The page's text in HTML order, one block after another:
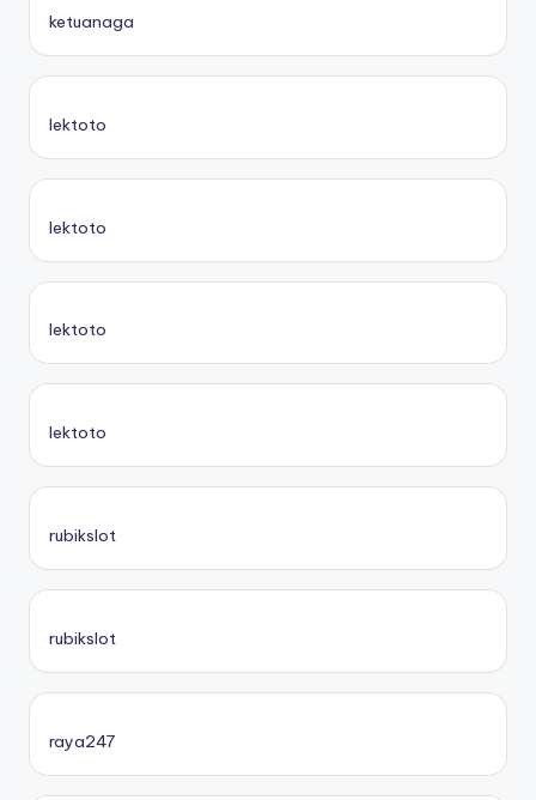
ketuanaga
lektoto
lektoto
lektoto
lektoto
rubikslot
rubikslot
raya247